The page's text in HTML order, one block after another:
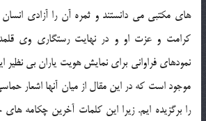
هاي مکتبي مي دانستند و ثمره آن را آزادي
کرامت و عزت او و در نهايت رستگاري وي
نمودهاي فراواني براي نمايش هويت ياران بي
موجود است که در اين مقال از ميان آنها اشعار
را برگزيده ايم. زيرا اين کلمات آخرين چکامه